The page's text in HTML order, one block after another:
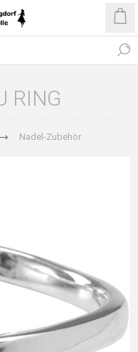
RING
Nadel-Zubehör